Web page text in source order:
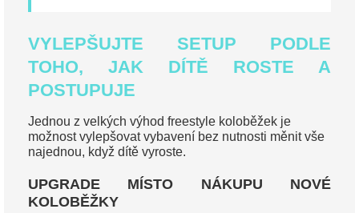
VYLEPŠUJTE SETUP PODLE
TOHO, JAK DÍTĚ ROSTE A
POSTUPUJE
Jednou z velkých výhod freestyle koloběžek je
možnost vylepšovat vybavení bez nutnosti měnit vše
najednou, když dítě vyroste.
UPGRADE MÍSTO NÁKUPU NOVÉ
KOLOBĚŽKY